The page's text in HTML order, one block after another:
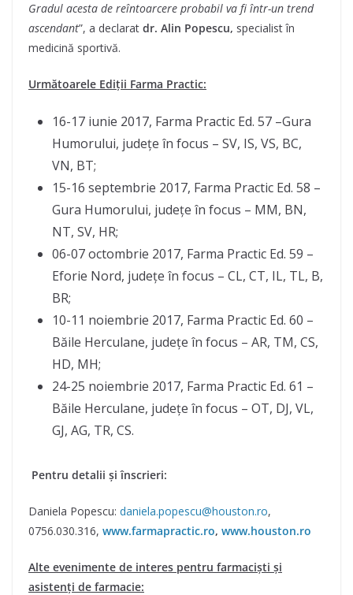
Gradul acesta de reîntoarcere probabil va fi într-un trend
ascendant”, a declarat dr. Alin Popescu, specialist în
medicină sportivă.
Următoarele Ediții Farma Practic:
16-17 iunie 2017, Farma Practic Ed. 57 –Gura
Humorului, județe în focus – SV, IS, VS, BC,
VN, BT;
15-16 septembrie 2017, Farma Practic Ed. 58 –
Gura Humorului, județe în focus – MM, BN,
NT, SV, HR;
06-07 octombrie 2017, Farma Practic Ed. 59 –
Eforie Nord, județe în focus – CL, CT, IL, TL, B,
BR;
10-11 noiembrie 2017, Farma Practic Ed. 60 –
Băile Herculane, județe în focus – AR, TM, CS,
HD, MH;
24-25 noiembrie 2017, Farma Practic Ed. 61 –
Băile Herculane, județe în focus – OT, DJ, VL,
GJ, AG, TR, CS.
Pentru detalii și înscrieri:
Daniela Popescu: daniela.popescu@houston.ro,
0756.030.316, www.farmapractic.ro, www.houston.ro
Alte evenimente de interes pentru farmaciști și
asistenți de farmacie: